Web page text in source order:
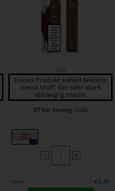
Cola
Dieses Produkt enhält Nikotin:
einen Stoff, der sehr stark
abhängig macht.
Elf Bar Einweg-Cola
20 mg
0x
- +
€7,21
€6,49